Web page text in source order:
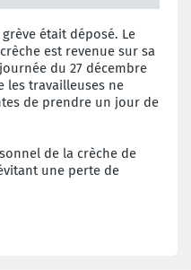
était déposé. Le
est revenue sur sa
du 27 décembre
les travailleuses ne
de prendre un jour de
de la crèche de
une perte de